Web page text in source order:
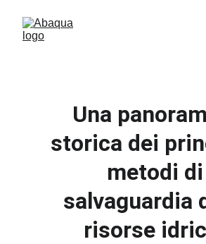
Una
storica dei
metodi di
salvaguardia
risorse